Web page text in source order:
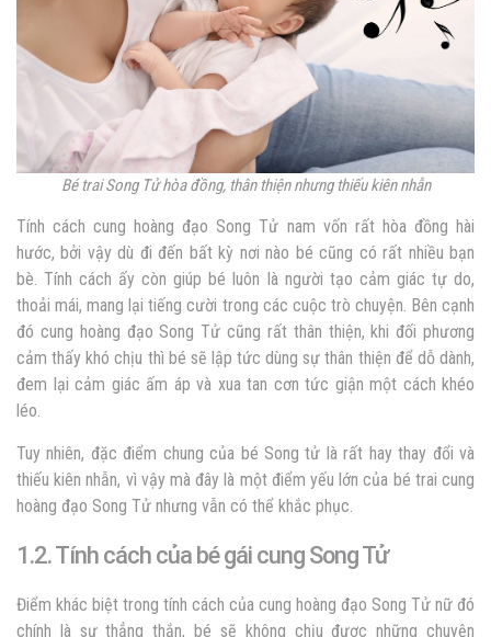
Bé trai Song Tử hòa đồng, thân thiện nhưng thiếu kiên nhẫn
Tính cách cung hoàng đạo Song Tử nam vốn rất hòa đồng hài
hước, bởi vậy dù đi đến bất kỳ nơi nào bé cũng có rất nhiều bạn
bè. Tính cách ấy còn giúp bé luôn là người tạo cảm giác tự do,
thoải mái, mang lại tiếng cười trong các cuộc trò chuyện. Bên cạnh
đó cung hoàng đạo Song Tử cũng rất thân thiện, khi đối phương
cảm thấy khó chịu thì bé sẽ lập tức dùng sự thân thiện để dỗ dành,
đem lại cảm giác ấm áp và xua tan cơn tức giận một cách khéo
léo.
Tuy nhiên, đặc điểm chung của bé Song tử là rất hay thay đổi và
thiếu kiên nhẫn, vì vậy mà đây là một điểm yếu lớn của bé trai cung
hoàng đạo Song Tử nhưng vẫn có thể khắc phục.
1.2. Tính cách của bé gái cung Song Tử
Điểm khác biệt trong tính cách của cung hoàng đạo Song Tử nữ đó
chính là sự thẳng thắn, bé sẽ không chịu được những chuyện